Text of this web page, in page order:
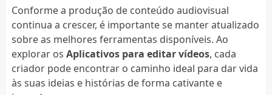
Conforme a produção de conteúdo audiovisual
continua a crescer, é importante se manter atualizado
sobre as melhores ferramentas disponíveis. Ao
explorar os Aplicativos para editar vídeos, cada
criador pode encontrar o caminho ideal para dar vida
às suas ideias e histórias de forma cativante e